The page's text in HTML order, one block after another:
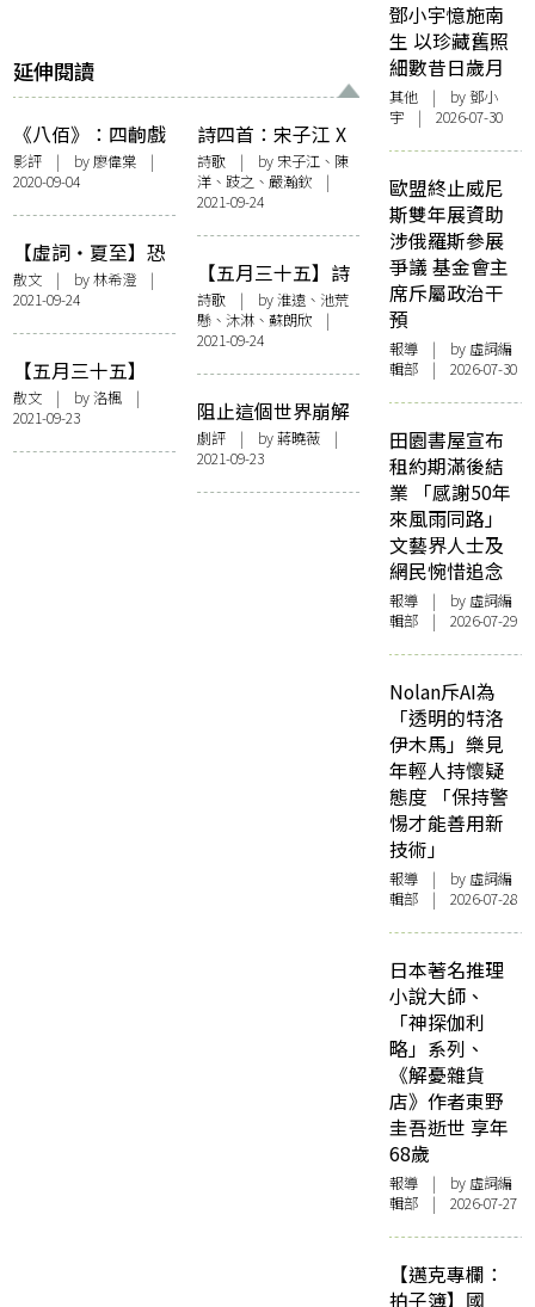
延伸閱讀
《八佰》：四齣戲
的沈醉與荒腔
影評 | by廖偉棠 |
2020-09-04
詩四首：宋子江 X
陳洋 X 跂之 X 嚴瀚
欽
詩歌| by 宋子江、陳
洋、跂之、嚴瀚欽 |
2021-09-24
【虛詞・夏至】恐
懼、夏天與鱗翅目
散文 | by 林希澄 |
2021-09-24
【五月三十五】詩
輯（二）：他們會
繼續向你緩慢滴落
滾熱的油
詩歌| by 淮遠、池荒
懸、沐淋、蘇朗欣 |
2021-09-24
【五月三十五】
〈回憶有罪〉的世
代轉接
散文 | by洛楓 |
2021-09-23
阻止這個世界崩解
的人──評莊梅岩
《5月35日》
劇評| by蔣曉薇|
2021-09-23
鄧小宇憶施南
生 以珍藏舊照
細數昔日歲月
其他 | by 鄧小
宇 | 2026-07-30
歐盟終止威尼
斯雙年展資助
涉俄羅斯參展
爭議 基金會主
席斥屬政治干
預
報導 | by 虛詞編
輯部 | 2026-07-30
田園書屋宣布
租約期滿後結
業 「感謝50年
來風雨同路」
文藝界人士及
網民惋惜追念
報導 | by 虛詞編
輯部 | 2026-07-29
Nolan斥AI為
「透明的特洛
伊木馬」樂見
年輕人持懷疑
態度 「保持警
惕才能善用新
技術」
報導 | by 虛詞編
輯部 | 2026-07-28
日本著名推理
小說大師、
「神探伽利
略」系列、
《解憂雜貨
店》作者東野
圭吾逝世 享年
68歲
報導 | by 虛詞編
輯部 | 2026-07-27
【邁克專欄：
拍子簿】國